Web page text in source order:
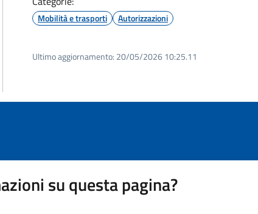
Mobilità e trasporti Autorizzazioni
Ultimo aggiornamento: 20/05/2026 10:25.11
su questa pagina?